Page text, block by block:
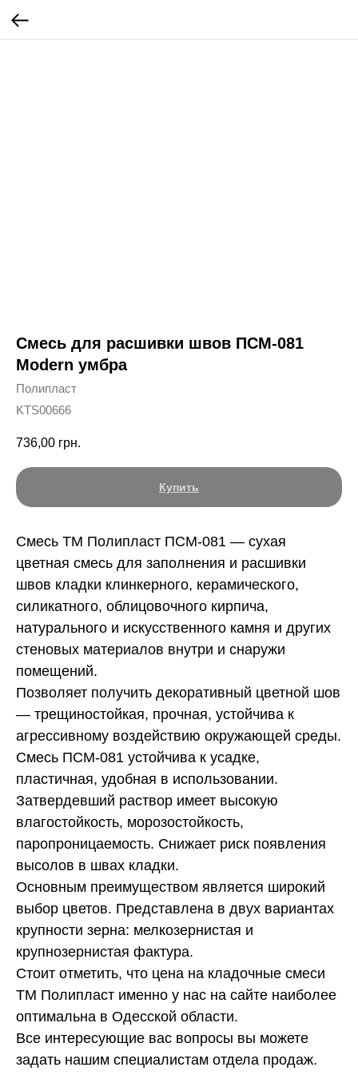
Смесь для расшивки швов ПСМ-081
Modern умбра
Полипласт
KTS00666
736,00 грн.
Купить
Смесь ТМ Полипласт ПСМ-081 — сухая
цветная смесь для заполнения и расшивки
швов кладки клинкерного, керамического,
силикатного, облицовочного кирпича,
натурального и искусственного камня и других
стеновых материалов внутри и снаружи
помещений.
Позволяет получить декоративный цветной шов
— трещиностойкая, прочная, устойчива к
агрессивному воздействию окружающей среды.
Смесь ПСМ-081 устойчива к усадке,
пластичная, удобная в использовании.
Затвердевший раствор имеет высокую
влагостойкость, морозостойкость,
паропроницаемость. Снижает риск появления
высолов в швах кладки.
Основным преимуществом является широкий
выбор цветов. Представлена в двух вариантах
крупности зерна: мелкозернистая и
крупнозернистая фактура.
Стоит отметить, что цена на кладочные смеси
ТМ Полипласт именно у нас на сайте наиболее
оптимальна в Одесской области.
Все интересующие вас вопросы вы можете
задать нашим специалистам отдела продаж.